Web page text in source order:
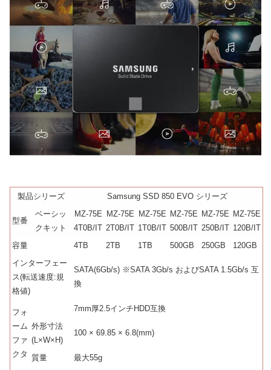
製品シリーズ Samsung SSD 850 EVO シリーズ
型番
ベーシッ
クキット
MZ-75E
4T0B/IT
MZ-75E
2T0B/IT
MZ-75E
1T0B/IT
MZ-75E
500B/IT
MZ-75E
250B/IT
MZ-75E
120B/IT
容量
4TB 2TB 1TB 500GB 250GB
120GB
インターフェー
ス(転送速度:規
格値)
SATA(6Gb/s) ※SATA 3Gb/s およびSATA 1.5Gb/s 互
換
フォ
ーム
ファ
クタ
7mm厚2.5インチHDD互換
外形寸法
(L×W×H)
100 × 69.85 × 6.8(mm)
質量 最大55g